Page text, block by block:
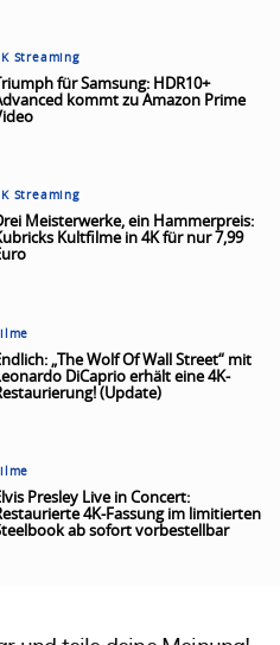
Streaming
Triumph für Samsung: HDR10+
kommt zu Amazon Prime
Streaming
Meisterwerke, ein Hammerpreis:
Kultfilme in 4K für nur 7,99
„The Wolf Of Wall Street“ mit
DiCaprio erhält eine 4K-
(Update)
Presley Live in Concert:
4K-Fassung im limitierten
ab sofort vorbestellbar